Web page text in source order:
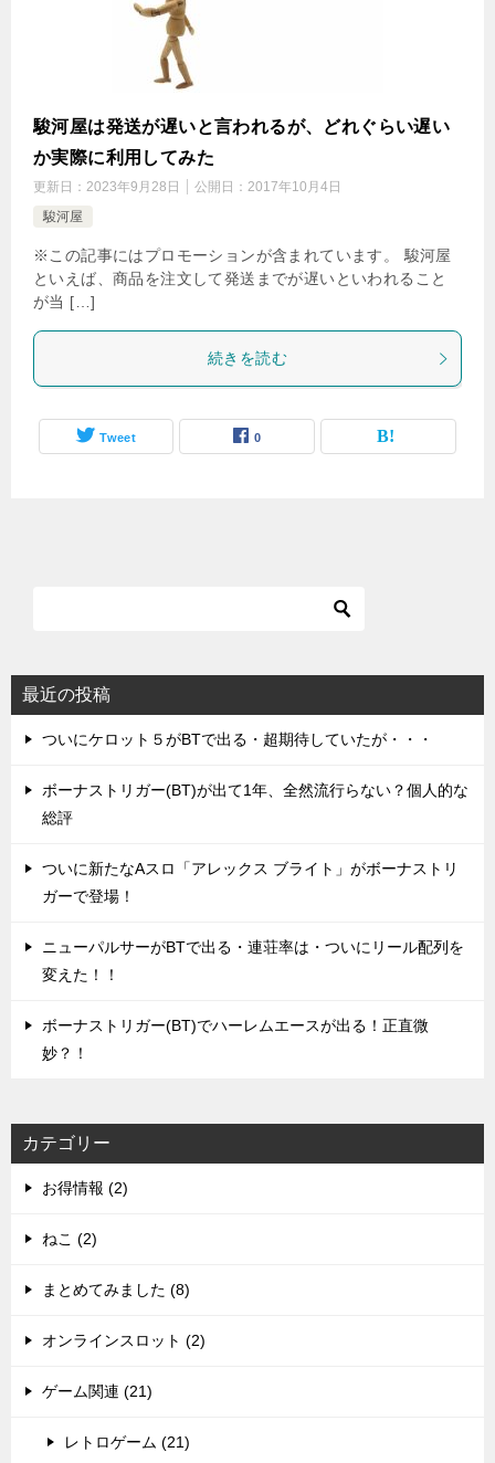
駿河屋は発送が遅いと言われるが、どれぐらい遅い
か実際に利用してみた
更新日： 2023年9月28日 公開日： 2017年10月4日
駿河屋
※この記事にはプロモーションが含まれています。 駿河屋
といえば、商品を注文して発送までが遅いといわれること
が当 […]
続きを読む
Tweet 0
最近の投稿
ついにケロット５がBTで出る・超期待していたが・・・
ボーナストリガー(BT)が出て1年、全然流行らない？個人的な
総評
ついに新たなAスロ「アレックス ブライト」がボーナストリ
ガーで登場！
ニューパルサーがBTで出る・連荘率は・ついにリール配列を
変えた！！
ボーナストリガー(BT)でハーレムエースが出る！正直微
妙？！
カテゴリー
お得情報 (2)
ねこ (2)
まとめてみました (8)
オンラインスロット (2)
ゲーム関連 (21)
レトロゲーム (21)